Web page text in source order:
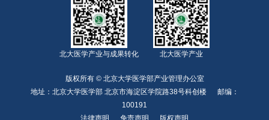
北大医学产业与成果转化 北大医学产业
版权所有 © 北京大学医学部产业管理办公室
地址：北京大学医学部 北京市海淀区学院路38号科创楼 邮编：
100191